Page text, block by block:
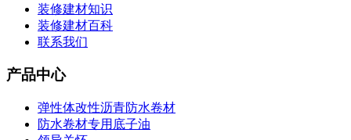
装修建材知识
装修建材百科
联系我们
产品中心
弹性体改性沥青防水卷材
防水卷材专用底子油